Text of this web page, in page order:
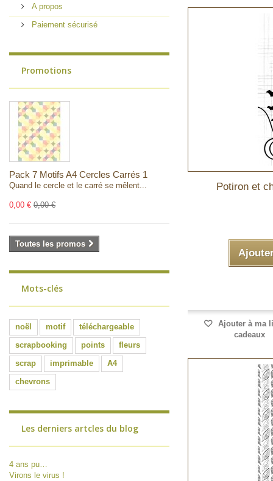
A propos
Paiement sécurisé
Promotions
Pack 7 Motifs A4 Cercles Carrés 1
Quand le cercle et le carré se mêlent...
0,00 € 0,00 €
Toutes les promos
Mots-clés
noël motif
téléchargeable
scrapbooking
points
fleurs
scrap
imprimable
A4
chevrons
Les derniers artcles du blog
4 ans pu…
Virons le virus !
Potiron et
Ajouter à ma
cadeaux